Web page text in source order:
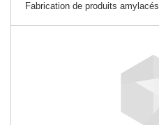
Fabrication de produits amylacés